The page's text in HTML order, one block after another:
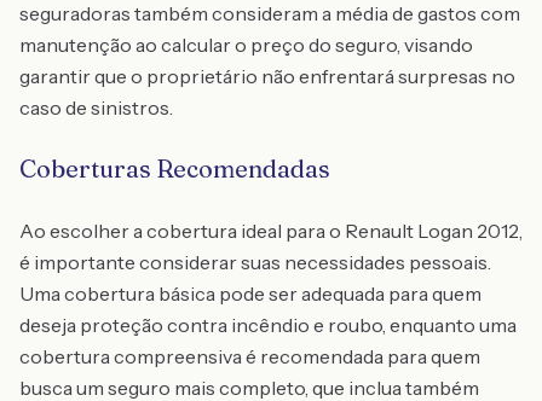
seguradoras também consideram a média de gastos com
manutenção ao calcular o preço do seguro, visando
garantir que o proprietário não enfrentará surpresas no
caso de sinistros.
Coberturas Recomendadas
Ao escolher a cobertura ideal para o Renault Logan 2012,
é importante considerar suas necessidades pessoais.
Uma cobertura básica pode ser adequada para quem
deseja proteção contra incêndio e roubo, enquanto uma
cobertura compreensiva é recomendada para quem
busca um seguro mais completo, que inclua também